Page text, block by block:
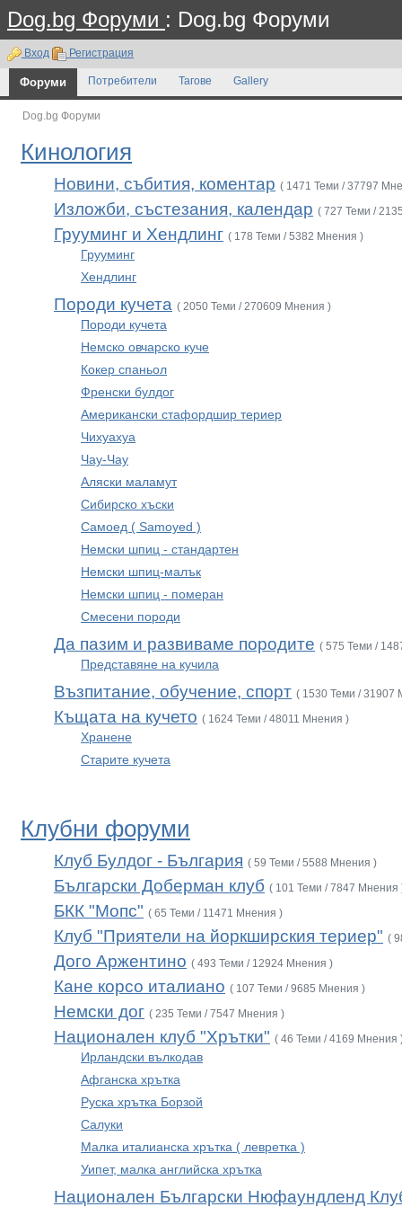
Dog.bg Форуми : Dog.bg Форуми
Вход Регистрация
Форуми Потребители Тагове Gallery
Dog.bg Форуми
Кинология
Новини, събития, коментар ( 1471 Теми / 37797
Изложби, състезания, календар ( 727 Теми /
Грууминг и Хендлинг ( 178 Теми / 5382 Мнения )
Грууминг
Хендлинг
Породи кучета ( 2050 Теми / 270609 Мнения )
Породи кучета
Немско овчарско куче
Кокер спаньол
Френски булдог
Американски стафордшир териер
Чихуахуа
Чау-Чау
Аляски маламут
Сибирско хъски
Самоед ( Samoyed )
Немски шпиц - стандартен
Немски шпиц-малък
Немски шпиц - померан
Смесени породи
Да пазим и развиваме породите ( 575 Теми /
Представяне на кучила
Възпитание, обучение, спорт ( 1530 Теми / 31907
Къщата на кучето ( 1624 Теми / 48011 Мнения )
Хранене
Старите кучета
Клубни форуми
Клуб Булдог - България ( 59 Теми / 5588 Мнения )
Български Доберман клуб ( 101 Теми / 7847 Мнения
БКК "Мопс" ( 65 Теми / 11471 Мнения )
Клуб "Приятели на йоркширския териер" (
Дого Аржентино ( 493 Теми / 12924 Мнения )
Кане корсо италиано ( 107 Теми / 9685 Мнения )
Немски дог ( 235 Теми / 7547 Мнения )
Национален клуб "Хрътки" ( 46 Теми / 4169 Мнения
Ирландски вълкодав
Афганска хрътка
Руска хрътка Борзой
Салуки
Малка италианска хрътка ( левретка )
Уипет, малка английска хрътка
Национален Български Нюфаундленд